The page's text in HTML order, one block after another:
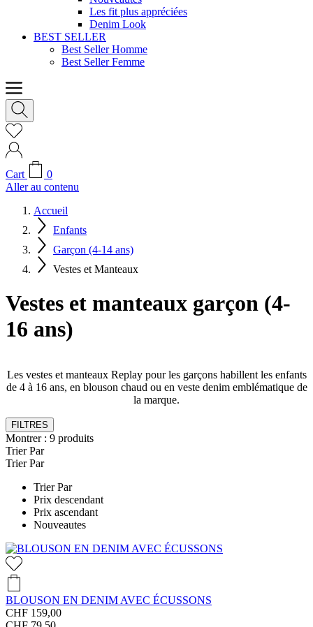
Les fit plus appréciées
Denim Look
BEST SELLER
Best Seller Homme
Best Seller Femme
Cart
0
Aller au contenu
Accueil
Enfants
Garçon (4-14 ans)
Vestes et Manteaux
Vestes et manteaux garçon (4-
16 ans)
Les vestes et manteaux Replay pour les garçons habillent les enfants
de 4 à 16 ans, en blouson chaud ou en veste denim emblématique de
la marque.
FILTRES
Montrer : 9 produits
Trier Par
Trier Par
Trier Par
Prix descendant
Prix ascendant
Nouveautes
BLOUSON EN DENIM AVEC ÉCUSSONS
CHF 159,00